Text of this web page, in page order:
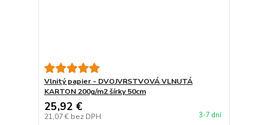
Vlnitý papier - DVOJVRSTVOVÁ VLNUTÁ
KARTON 200g/m2 šírky 50cm
25,92 €
21,07 € bez DPH 3-7 dní